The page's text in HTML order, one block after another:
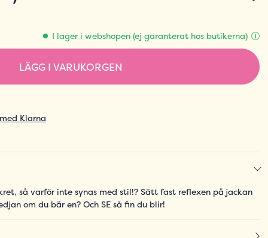
I lager i webshopen (ej garanterat hos butikerna)
LÄGG I VARUKORGEN
Klarna
så varför inte synas med stil!? Sätt fast reflexen på jackan
om du bär en? Och SE så fin du blir!